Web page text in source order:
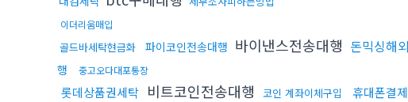
이더리움매입
골드바세탁현금화 파이코인전송대행 바이낸스전송대행 돈믹싱해
행
중고오다대포통장
롯데상품권세탁 비트코인전송대행 코인 계좌이체구입 휴대폰결